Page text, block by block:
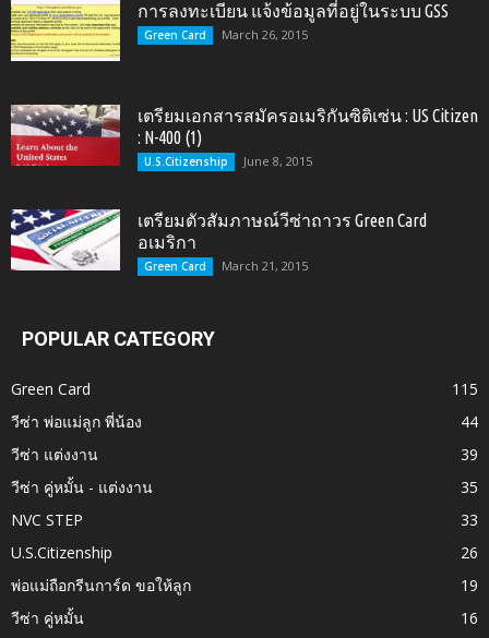
การลงทะเบียน แจ้งข้อมูลที่อยู่ในระบบ GSS
Green Card March 26, 2015
เตรียมเอกสารสมัครอเมริกันซิติเซ่น : US Citizen
: N-400 (1)
U.S.Citizenship June 8, 2015
เตรียมตัวสัมภาษณ์วีซ่าถาวร Green Card
อเมริกา
Green Card March 21, 2015
POPULAR CATEGORY
Green Card
115
วีซ่า พ่อแม่ลูก พี่น้อง
44
วีซ่า แต่งงาน
39
วีซ่า คู่หมั้น - แต่งงาน
35
NVC STEP
33
U.S.Citizenship
26
พ่อแม่ถือกรีนการ์ด ขอให้ลูก
19
วีซ่า คู่หมั้น
16